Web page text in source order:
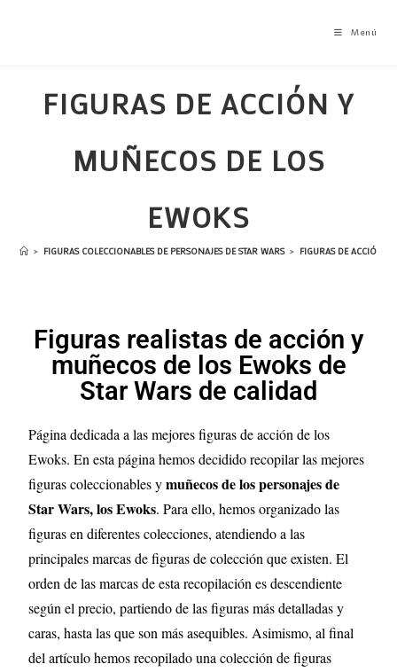
Menú
FIGURAS DE ACCIÓN Y
MUÑECOS DE LOS
EWOKS
> FIGURAS COLECCIONABLES DE PERSONAJES DE STAR WARS > FIGURAS DE ACCIÓN Y
Figuras realistas de acción y
muñecos de los Ewoks de
Star Wars de calidad
Página dedicada a las mejores figuras de acción de los
Ewoks. En esta página hemos decidido recopilar las mejores
figuras coleccionables ymuñecos de los personajes de
Star Wars, los Ewoks. Para ello, hemos organizado las
figuras en diferentes colecciones, atendiendo a las
principales marcas de figuras de colección que existen. El
orden de las marcas de esta recopilación es descendiente
según el precio, partiendo de las figuras más detalladas y
caras, hasta las que son más asequibles. Asimismo, al final
del artículo hemos recopilado una colección de figuras